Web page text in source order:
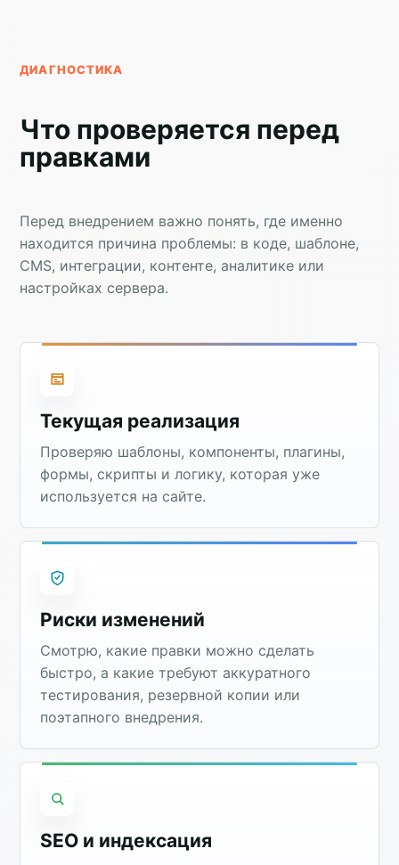
ДИАГНОСТИКА
Что проверяется перед
правками
Перед внедрением важно понять, где именно
находится причина проблемы: в коде, шаблоне,
CMS, интеграции, контенте, аналитике или
настройках сервера.
Текущая реализация
Проверяю шаблоны, компоненты, плагины,
формы, скрипты и логику, которая уже
используется на сайте.
Риски изменений
Смотрю, какие правки можно сделать
быстро, а какие требуют аккуратного
тестирования, резервной копии или
поэтапного внедрения.
SEO и индексация